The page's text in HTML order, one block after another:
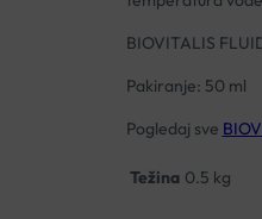
BIOVITALIS
Pakiranje: 50 ml
Pogledaj sve
Težina 0.5 kg